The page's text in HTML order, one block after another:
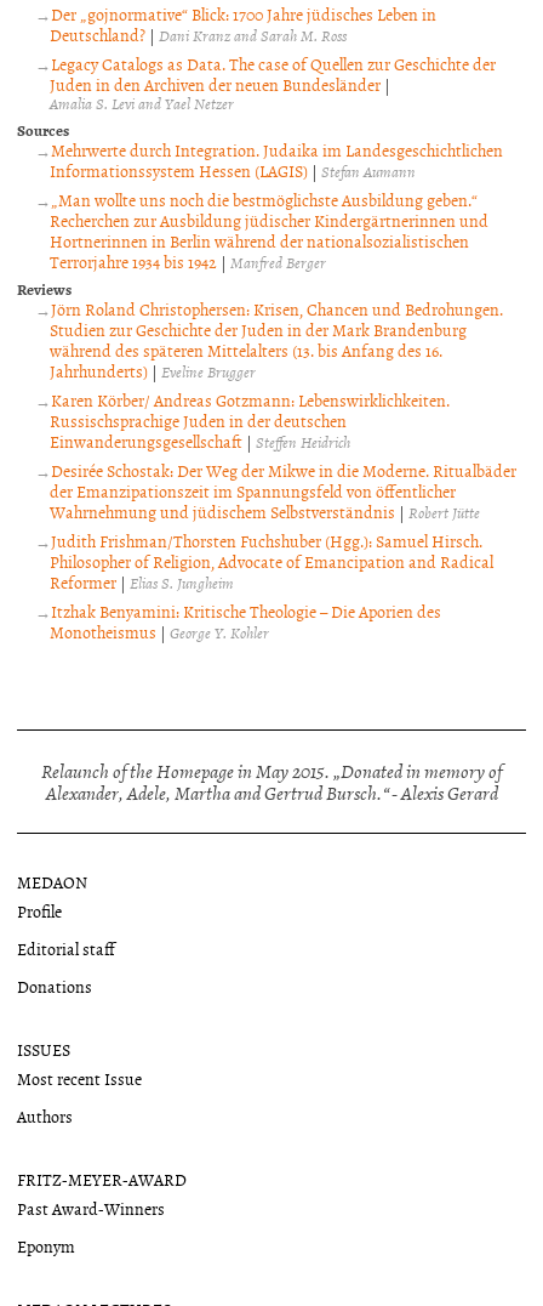
Der „gojnormative“ Blick: 1700 Jahre jüdisches Leben in
Deutschland? | Dani Kranz and Sarah M. Ross
Legacy Catalogs as Data. The case of Quellen zur Geschichte der
Juden in den Archiven der neuen Bundesländer |
Amalia S. Levi and Yael Netzer
Sources
Mehrwerte durch Integration. Judaika im Landesgeschichtlichen
Informationssystem Hessen (LAGIS) | Stefan Aumann
„Man wollte uns noch die bestmöglichste Ausbildung geben.“
Recherchen zur Ausbildung jüdischer Kindergärtnerinnen und
Hortnerinnen in Berlin während der nationalsozialistischen
Terrorjahre 1934 bis 1942 | Manfred Berger
Reviews
Jörn Roland Christophersen: Krisen, Chancen und Bedrohungen.
Studien zur Geschichte der Juden in der Mark Brandenburg
während des späteren Mittelalters (13. bis Anfang des 16.
Jahrhunderts) | Eveline Brugger
Karen Körber/ Andreas Gotzmann: Lebenswirklichkeiten.
Russischsprachige Juden in der deutschen
Einwanderungsgesellschaft | Steffen Heidrich
Desirée Schostak: Der Weg der Mikwe in die Moderne. Ritualbäder
der Emanzipationszeit im Spannungsfeld von öffentlicher
Wahrnehmung und jüdischem Selbstverständnis | Robert Jütte
Judith Frishman/Thorsten Fuchshuber (Hgg.): Samuel Hirsch.
Philosopher of Religion, Advocate of Emancipation and Radical
Reformer | Elias S. Jungheim
Itzhak Benyamini: Kritische Theologie – Die Aporien des
Monotheismus | George Y. Kohler
Relaunch of the Homepage in May 2015. „Donated in memory of
Alexander, Adele, Martha and Gertrud Bursch.“ - Alexis Gerard
MEDAON
Profile
Editorial staff
Donations
ISSUES
Most recent Issue
Authors
FRITZ-MEYER-AWARD
Past Award-Winners
Eponym